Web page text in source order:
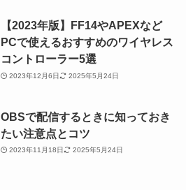
【2023年版】FF14やAPEXなど
PCで使えるおすすめのワイヤレス
コントローラー5選
2023年12月6日 2025年5月24日
OBSで配信するときに知っておき
たい注意点とコツ
2023年11月18日 2025年5月24日